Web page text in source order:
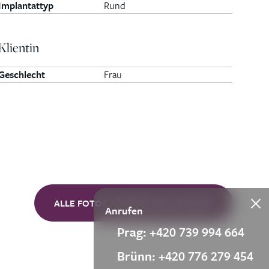
Rund
Frau
ALLE FOTOS VORHER UND NACHHER
Anrufen
Prag: +420 739 994 664
Brünn: +420 776 279 454